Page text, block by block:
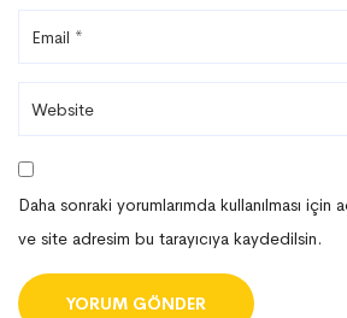
Daha sonraki yorumlarımda kullanılması
ve site adresim bu tarayıcıya kaydedilsin.